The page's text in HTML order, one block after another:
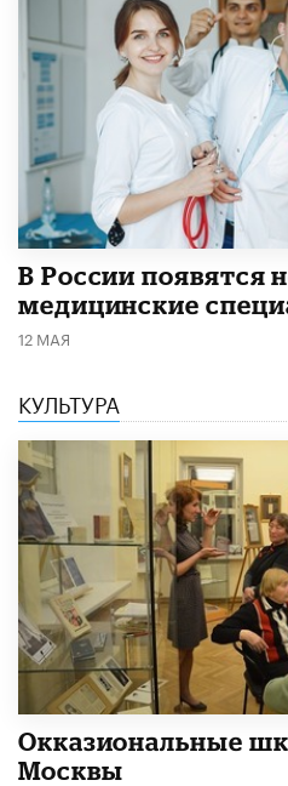
В России появятся
медицинские
12 МАЯ
КУЛЬТУРА
​Окказиональные
Москвы